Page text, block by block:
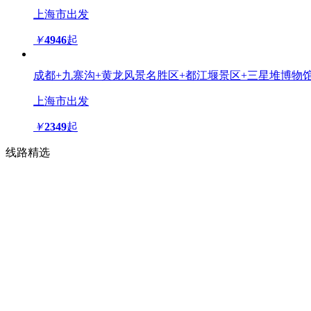
上海市出发
￥4946起
成都+九寨沟+黄龙风景名胜区+都江堰景区+三星堆博物
上海市出发
￥2349起
线路精选